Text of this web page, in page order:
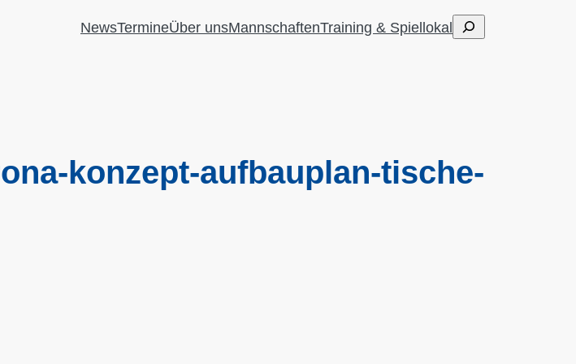
NewsTermineÜber unsMannschaftenTraining & Spiellokal Suchen
konzept-aufbauplan-tische-